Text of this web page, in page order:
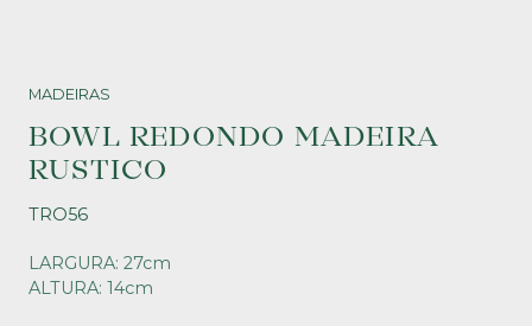
MADEIRAS
BOWL REDONDO MADEIRA
RUSTICO
TRO56
LARGURA: 27cm
ALTURA: 14cm